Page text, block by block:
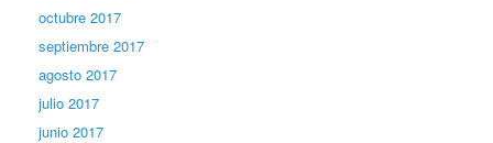
octubre 2017
septiembre 2017
agosto 2017
julio 2017
junio 2017